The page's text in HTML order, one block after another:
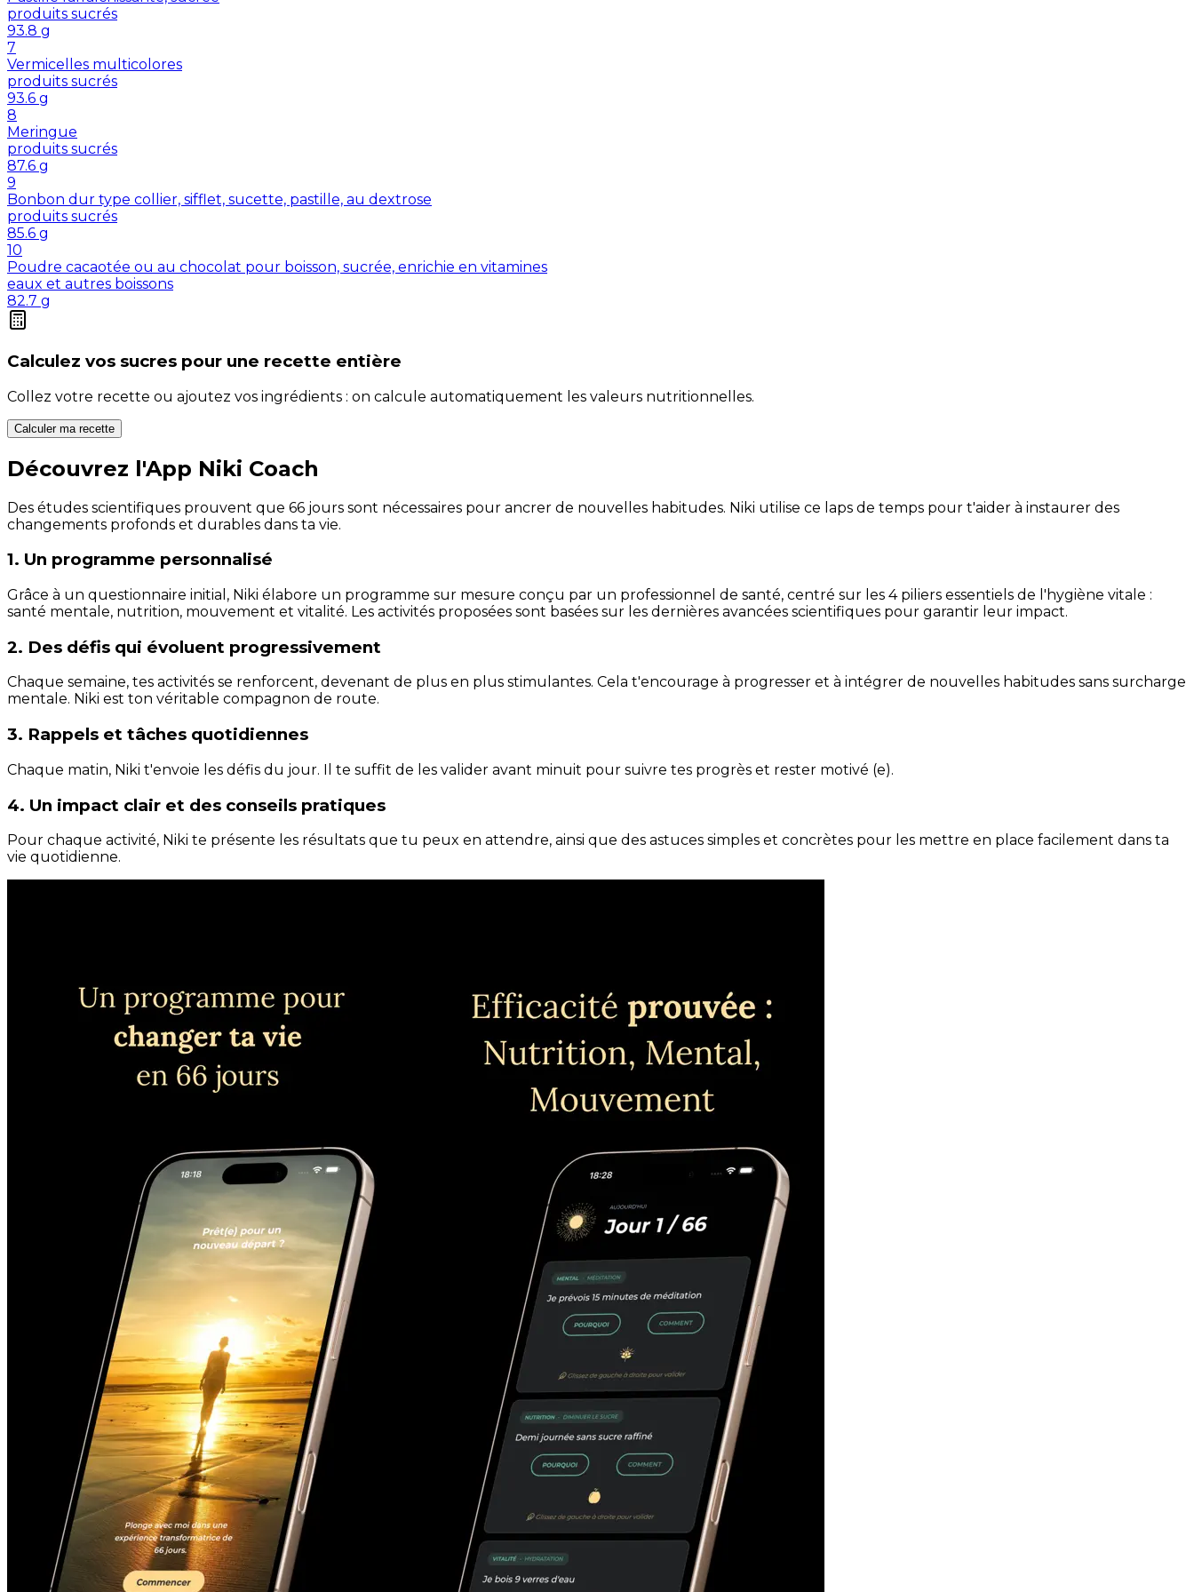
produits sucrés
93.8 g
7
Vermicelles multicolores
produits sucrés
93.6 g
8
Meringue
produits sucrés
87.6 g
9
Bonbon dur type collier, sifflet, sucette, pastille, au dextrose
produits sucrés
85.6 g
10
Poudre cacaotée ou au chocolat pour boisson, sucrée, enrichie en vitamines
eaux et autres boissons
82.7 g
Calculez vos sucres pour une recette entière
Collez votre recette ou ajoutez vos ingrédients : on calcule automatiquement les valeurs nutritionnelles.
Calculer ma recette
Découvrez l'App Niki Coach
Des études scientifiques prouvent que 66 jours sont nécessaires pour ancrer de nouvelles habitudes. Niki utilise ce laps de temps pour t'aider à instaurer des
changements profonds et durables dans ta vie.
1. Un programme personnalisé
Grâce à un questionnaire initial, Niki élabore un programme sur mesure conçu par un professionnel de santé, centré sur les 4 piliers essentiels de l'hygiène vitale :
santé mentale, nutrition, mouvement et vitalité. Les activités proposées sont basées sur les dernières avancées scientifiques pour garantir leur impact.
2. Des défis qui évoluent progressivement
Chaque semaine, tes activités se renforcent, devenant de plus en plus stimulantes. Cela t'encourage à progresser et à intégrer de nouvelles habitudes sans surcharge
mentale. Niki est ton véritable compagnon de route.
3. Rappels et tâches quotidiennes
Chaque matin, Niki t'envoie les défis du jour. Il te suffit de les valider avant minuit pour suivre tes progrès et rester motivé (e).
4. Un impact clair et des conseils pratiques
Pour chaque activité, Niki te présente les résultats que tu peux en attendre, ainsi que des astuces simples et concrètes pour les mettre en place facilement dans ta
vie quotidienne.